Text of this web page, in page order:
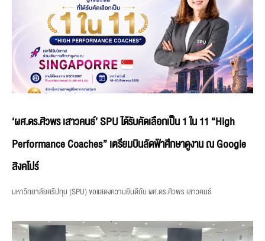
‘ผศ.ดร.ศิวพร เสาวคนธ์’ SPU ได้รับคัดเลือกเป็น 1 ใน 11 “High
Performance Coaches” เตรียมบินลัดฟ้าศึกษาดูงาน ณ Google
สิงคโปร์
มหาวิทยาลัยศรีปทุม (SPU) ขอแสดงความยินดีกับ ผศ.ดร.ศิวพร เสาวคนธ์